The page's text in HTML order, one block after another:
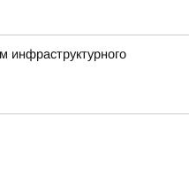
инфраструктурного